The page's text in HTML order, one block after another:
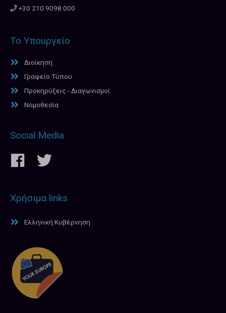
+30 210.9098.000
Το Υπουργείο
Διοίκηση
Γραφείο Τύπου
Προκηρύξεις - Διαγωνισμοί
Νομοθεσία
Social Media
Χρήσιμα links
Ελληνική Κυβέρνηση